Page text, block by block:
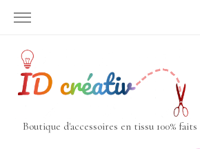
Boutique d'accessoires en tissu 100% faits